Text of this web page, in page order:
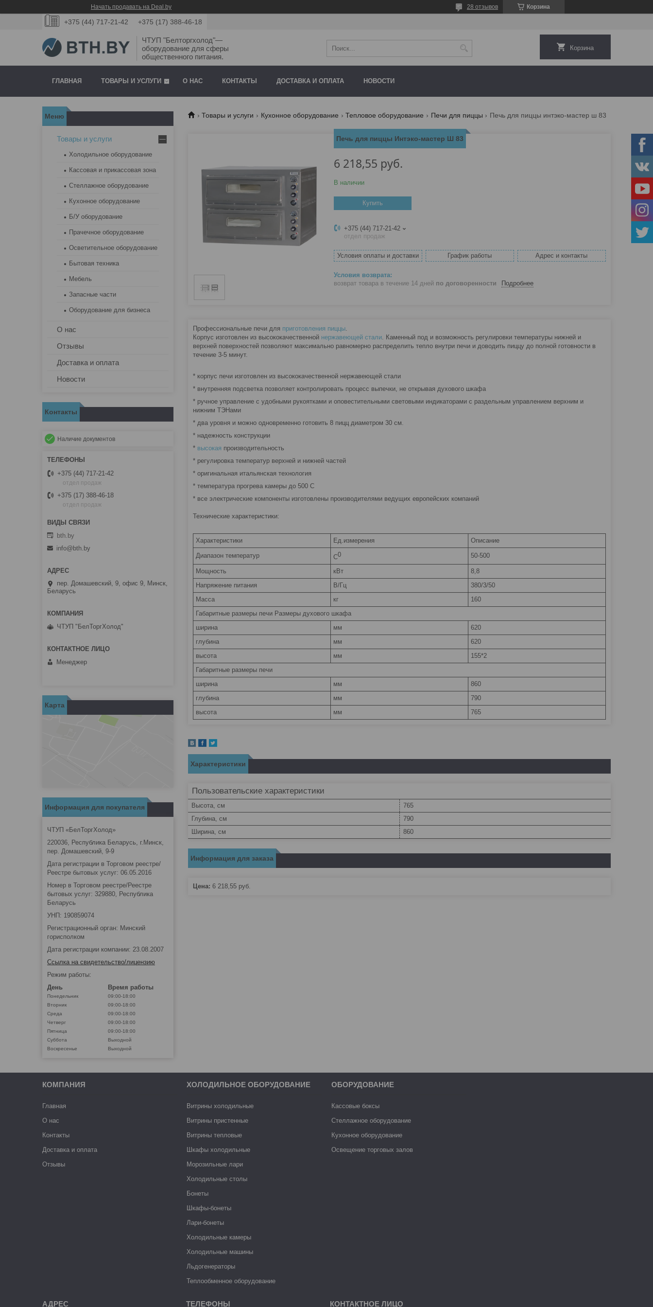
Начать продавать на Deal.by Корзина
28 отзывов
+375 (44) 717-21-42 +375 (17) 388-46-18
ЧТУП "Белторгхолод"—
оборудование для сферы
общественного питания.
Корзина
ГЛАВНАЯ ТОВАРЫ И УСЛУГИ О НАС КОНТАКТЫ ДОСТАВКА И ОПЛАТА НОВОСТИ
Товары и услуги Кухонное оборудование Тепловое оборудование Печи для пиццы Печь для пиццы интэко-мастер ш 83
Печь для пиццы Интэко-мастер Ш 83
6 218,55 руб.
В наличии
Купить
+375 (44) 717-21-42
отдел продаж
Условия оплаты и доставки График работы Адрес и контакты
возврат товара в течение 14 дней по договоренности Подробнее
Профессиональные печи для приготовления пиццы.
Корпус изготовлен из высококачественной нержавеющей стали. Каменный под и возможность регулировки температуры нижней и
верхней поверхностей позволяют максимально равномерно распределить тепло внутри печи и доводить пиццу до полной готовности в
течение 3-5 минут.
* корпус печи изготовлен из высококачественной нержавеющей стали
* внутренняя подсветка позволяет контролировать процесс выпечки, не открывая духового шкафа
* ручное управление с удобными рукоятками и оповестительными световыми индикаторами с раздельным управлением верхним и
нижним ТЭНами
* два уровня и можно одновременно готовить 8 пицц диаметром 30 см.
* надежность конструкции
* высокая производительность
* регулировка температур верхней и нижней частей
* оригинальная итальянская технология
* температура прогрева камеры до 500 С
* все электрические компоненты изготовлены производителями ведущих европейских компаний
Технические характеристики:
Характеристики Ед.измерения Описание
Диапазон температур С0 50-500
Мощность кВт
8,8
Напряжение питания
В/Гц
380/3/50
Масса
кг
160
Габаритные размеры печи Размеры духового шкафа
ширина
мм
620
глубина
мм
620
высота
мм
155*2
Габаритные размеры печи
ширина
мм
860
глубина
мм
790
высота
мм 765
Характеристики
Пользовательские характеристики
Высота, см
765
Глубина, см
790
Ширина, см
860
Информация для заказа
Цена: 6 218,55 руб.
Товары и услуги
Холодильное оборудование
Кассовая и прикассовая зона
Стеллажное оборудование
Кухонное оборудование
Б/У оборудование
Прачечное оборудование
Осветительное оборудование
Бытовая техника
Мебель
Запасные части
Оборудование для бизнеса
О нас
Отзывы
Доставка и оплата
Новости
Контакты
Наличие документов
+375 (44) 717-21-42
отдел продаж
+375 (17) 388-46-18
отдел продаж
bth.by
info@bth.by
пер. Домашевский, 9, офис 9, Минск,
Беларусь
ЧТУП "БелТоргХолод"
Менеджер
Карта
Информация для покупателя
ЧТУП «БелТоргХолод»
220036, Республика Беларусь, г.Минск,
пер. Домашевский, 9-9
Дата регистрации в Торговом реестре/
Реестре бытовых услуг: 06.05.2016
Номер в Торговом реестре/Реестре
бытовых услуг: 329880, Республика
Беларусь
УНП: 190859074
Регистрационный орган: Минский
горисполком
Дата регистрации компании: 23.08.2007
Ссылка на свидетельство/лицензию
Режим работы:
День
Время работы
Понедельник
09:00-18:00
Вторник
09:00-18:00
Среда
09:00-18:00
Четверг
09:00-18:00
Пятница
09:00-18:00
Суббота
Выходной
Воскресенье
Выходной
КОМПАНИЯ
Главная
О нас
Контакты
Доставка и оплата
Отзывы
ХОЛОДИЛЬНОЕ ОБОРУДОВАНИЕ
Витрины холодильные
Витрины пристенные
Витрины тепловые
Шкафы холодильные
Морозильные лари
Холодильные столы
Бонеты
Шкафы-бонеты
Лари-бонеты
Холодильные камеры
Холодильные машины
Льдогенераторы
Теплообменное оборудование
ОБОРУДОВАНИЕ
Кассовые боксы
Стеллажное оборудование
Кухонное оборудование
Освещение торговых залов